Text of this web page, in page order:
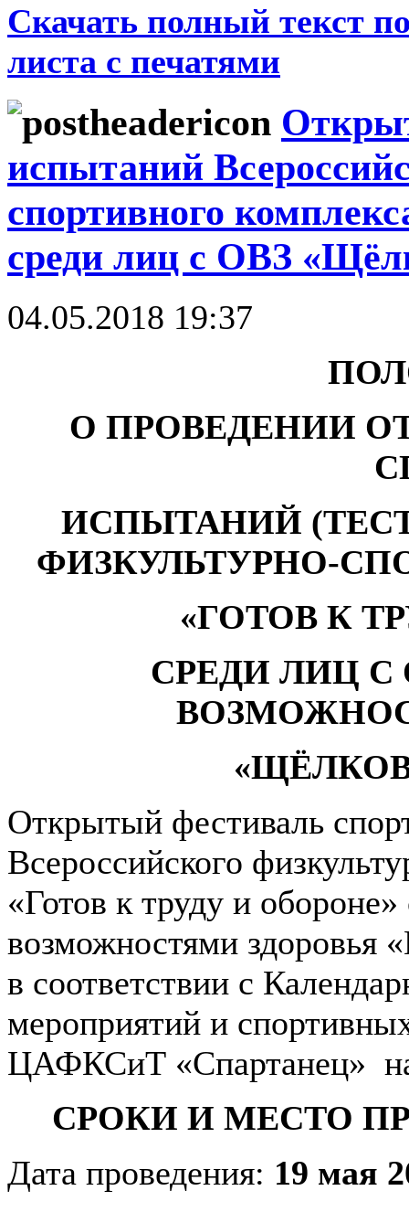
Скачать полный текст
листа с печатями
испытаний
спортивного
среди лиц с ОВЗ
04.05.2018 19:37
О ПРОВЕДЕНИИ
ИСПЫТАНИЙ
ФИЗКУЛЬТУРНО-
«ГОТОВ К
СРЕДИ ЛИЦ
Открытый фестиваль
Всероссийского
«Готов к труду и
возможностями здоровья
в соответствии с
мероприятий и
ЦАФКСиТ «Спартанец»
СРОКИ И МЕСТО
Дата проведения: 19 мая